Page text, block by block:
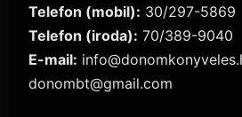
Telefon (mobil): 30/297-5869
Telefon (iroda): 70/389-9040
E-mail:
donombt@gmail.com